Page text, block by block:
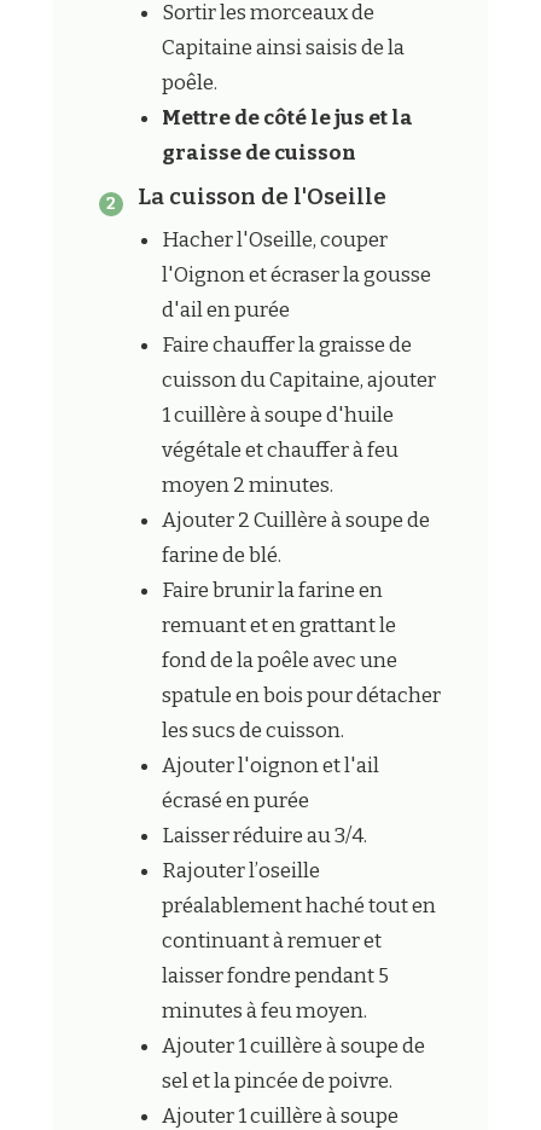
Sortir les morceaux de
Capitaine ainsi saisis de la
poêle.
Mettre de côté le jus et la
graisse de cuisson
La cuisson de l'Oseille
Hacher l'Oseille, couper
l'Oignon et écraser la gousse
d'ail en purée
Faire chauffer la graisse de
cuisson du Capitaine, ajouter
1 cuillère à soupe d'huile
végétale et chauffer à feu
moyen 2 minutes.
Ajouter 2 Cuillère à soupe de
farine de blé.
Faire brunir la farine en
remuant et en grattant le
fond de la poêle avec une
spatule en bois pour détacher
les sucs de cuisson.
Ajouter l'oignon et l'ail
écrasé en purée
Laisser réduire au 3/4.
Rajouter l’oseille
préalablement haché tout en
continuant à remuer et
laisser fondre pendant 5
minutes à feu moyen.
Ajouter 1 cuillère à soupe de
sel et la pincée de poivre.
Ajouter 1 cuillère à soupe